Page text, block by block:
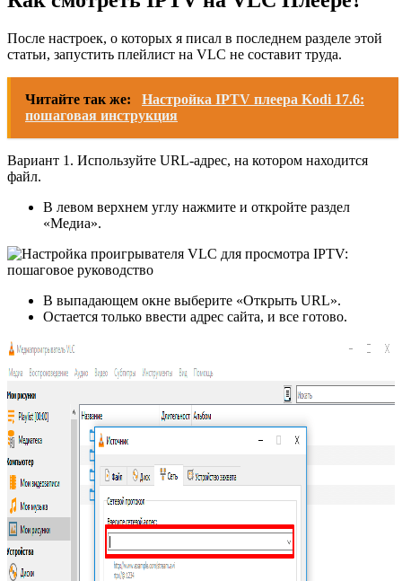
После настроек, о которых я писал в последнем разделе этой
статьи, запустить плейлист на VLC не составит труда.
Читайте так же:
Настройка IPTV плеера Kodi 17.6:
пошаговая инструкция
Вариант 1. Используйте URL-адрес, на котором находится
файл.
В левом верхнем углу нажмите и откройте раздел
«Медиа».
В выпадающем окне выберите «Открыть URL».
Остается только ввести адрес сайта, и все готово.